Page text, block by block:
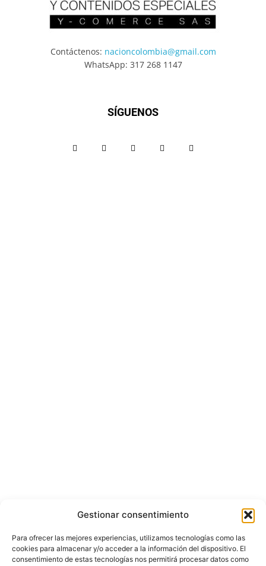
Gestionar consentimiento
Para ofrecer las mejores experiencias, utilizamos tecnologías como las
cookies para almacenar y/o acceder a la información del dispositivo. El
consentimiento de estas tecnologías nos permitirá procesar datos como
Contáctenos: nacioncolombia@gmail.com
WhatsApp: 317 268 1147
SÍGUENOS